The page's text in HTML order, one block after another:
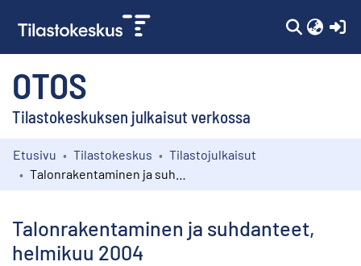
OTOS
Tilastokeskuksen julkaisut verkossa
Kokoelmat
Etusivu Tilastokeskus
Tilastojulkaisut
Talonrakentaminen ja suhdanteet,
helmikuu 2004